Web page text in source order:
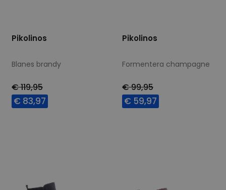
Pikolinos
Blanes brandy
€ 119,95
€ 83,97
Pikolinos
Formentera champagne
€ 99,95
€ 59,97